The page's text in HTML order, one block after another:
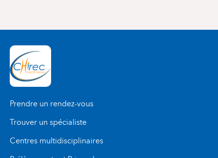
Prendre un rendez-vous
Trouver un spécialiste
Centres multidisciplinaires